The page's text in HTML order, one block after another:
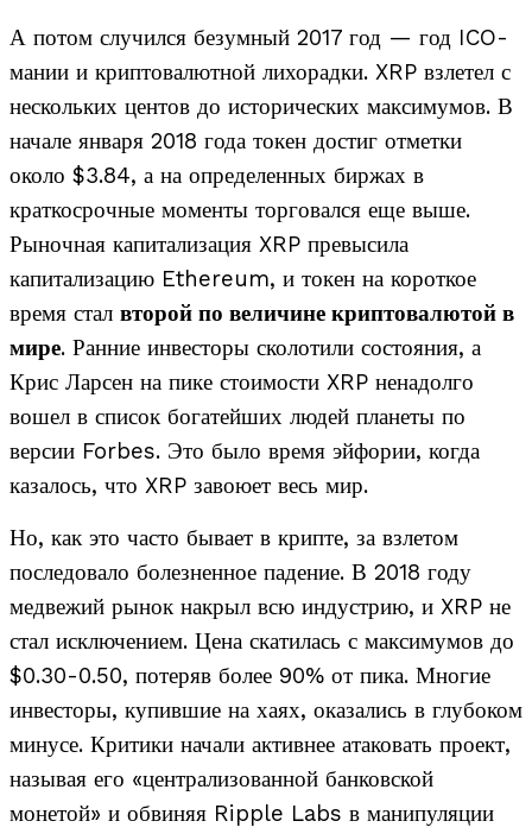
А потом случился безумный 2017 год — год ICO-
мании и криптовалютной лихорадки. XRP взлетел с
нескольких центов до исторических максимумов. В
начале января 2018 года токен достиг отметки
около $3.84, а на определенных биржах в
краткосрочные моменты торговался еще выше.
Рыночная капитализация XRP превысила
капитализацию Ethereum, и токен на короткое
время стал второй по величине криптовалютой в
мире. Ранние инвесторы сколотили состояния, а
Крис Ларсен на пике стоимости XRP ненадолго
вошел в список богатейших людей планеты по
версии Forbes. Это было время эйфории, когда
казалось, что XRP завоюет весь мир.
Но, как это часто бывает в крипте, за взлетом
последовало болезненное падение. В 2018 году
медвежий рынок накрыл всю индустрию, и XRP не
стал исключением. Цена скатилась с максимумов до
$0.30-0.50, потеряв более 90% от пика. Многие
инвесторы, купившие на хаях, оказались в глубоком
минусе. Критики начали активнее атаковать проект,
называя его «централизованной банковской
монетой» и обвиняя Ripple Labs в манипуляции